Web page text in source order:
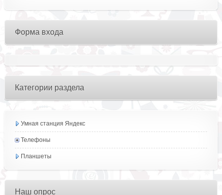
Форма входа
Категории раздела
Умная станция Яндекс
Телефоны
Планшеты
Наш опрос